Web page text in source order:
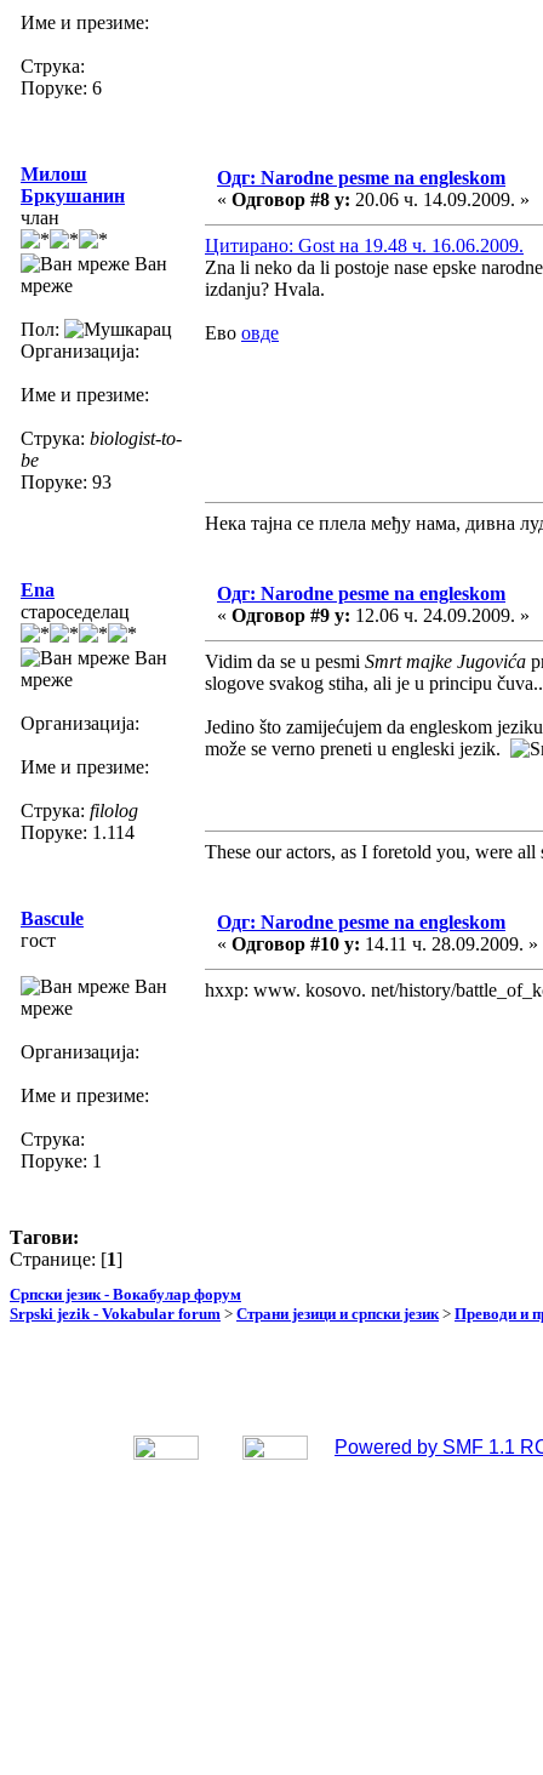
Име и презиме:
Струка:
Поруке: 6
Милош
Бркушанин
члан
Ван
мреже
Пол:
Организација:
Име и презиме:
Струка: biologist-to-
be
Поруке: 93
Одг: Narodne pesme na engleskom
« Одговор #8 у: 20.06 ч. 14.09.2009. »
Цитирано: Gost на 19.48 ч. 16.06.2009.
Zna li neko da li postoje nase epske
izdanju? Hvala.
Ево овде
Нека тајна се плела међу нама, дивна
Ena
староседелац
Ван
мреже
Организација:
Име и презиме:
Струка: filolog
Поруке: 1.114
Одг: Narodne pesme na engleskom
« Одговор #9 у: 12.06 ч. 24.09.2009. »
Vidim da se u pesmi Smrt majke Jugovića
slogove svakog stiha, ali je u principu
Jedino što zamijećujem da engleskom
može se verno preneti u engleski jezik.
These our actors, as I foretold you, were
Bascule
гост
Ван
мреже
Организација:
Име и презиме:
Струка:
Поруке: 1
Одг: Narodne pesme na engleskom
« Одговор #10 у: 14.11 ч. 28.09.2009. »
hxxp: www. kosovo. net/history/
Тагови:
Странице: [1]
Српски језик - Вокабулар форум
Srpski jezik - Vokabular forum > Страни језици и српски језик> Преводи и
Powered by SMF 1.1